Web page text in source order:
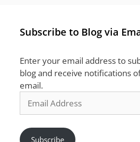
Subscribe to Blog via
Enter your email address to
blog and receive notifications
email.
Address
Subscribe